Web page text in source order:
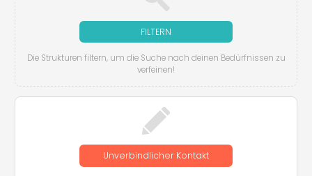
FILTERN
Die Strukturen filtern, um die Suche nach deinen Bedürfnissen zu
verfeinen!
Unverbindlicher Kontakt